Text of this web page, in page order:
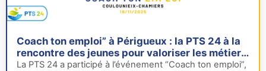
Coach ton emploi” à Périgueux : la PTS 24 à la
rencontre des jeunes pour valoriser les métiers
du Grand Âge
La PTS 24 a participé à l’événement “Coach ton emploi”,